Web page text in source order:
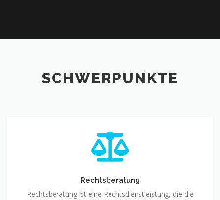
SCHWERPUNKTE
Rechtsberatung
Rechtsberatung ist eine Rechtsdienstleistung, die die